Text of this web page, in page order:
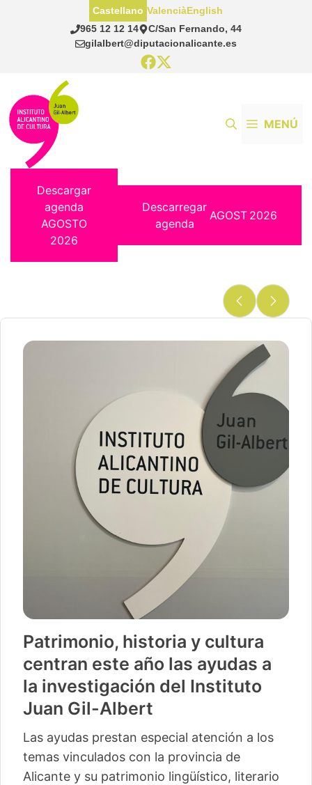
965 12 12 14
C/San Fernando, 44
gilalbert@diputacionalicante.es
Castellano ValenciàEnglish
MENÚ
Descargar
agenda
AGOSTO
2026
Descarregar
agenda
AGOST 2026
Patrimonio, historia y cultura
centran este año las ayudas a
la investigación del Instituto
Juan Gil-Albert
Las ayudas prestan especial atención a los
temas vinculados con la provincia de
Alicante y su patrimonio lingüístico, literario